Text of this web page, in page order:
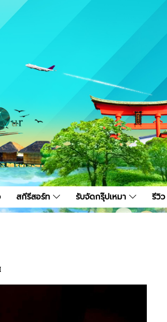
สกีรีสอร์ท รับจัดกรุ๊ปเหมา รีวิว